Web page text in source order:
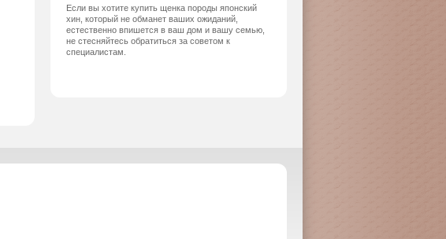
Если вы хотите купить щенка породы японский
хин, который не обманет ваших ожиданий,
естественно впишется в ваш дом и вашу семью,
не стесняйтесь обратиться за советом к
специалистам.